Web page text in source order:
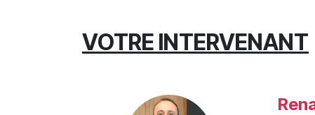
VOTRE INTERVENANT